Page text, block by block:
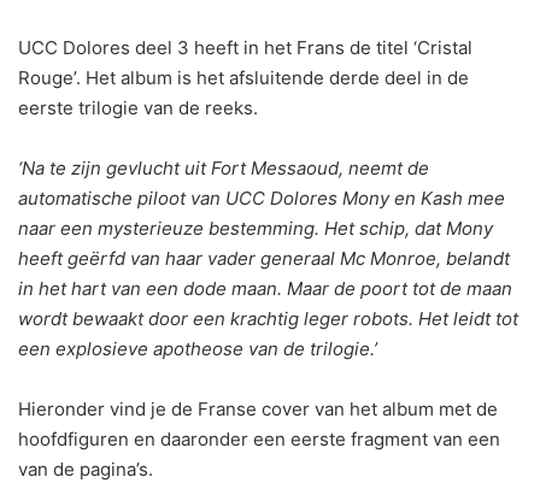
UCC Dolores deel 3 heeft in het Frans de titel ‘Cristal
Rouge’. Het album is het afsluitende derde deel in de
eerste trilogie van de reeks.
‘Na te zijn gevlucht uit Fort Messaoud, neemt de
automatische piloot van UCC Dolores Mony en Kash mee
naar een mysterieuze bestemming. Het schip, dat Mony
heeft geërfd van haar vader generaal Mc Monroe, belandt
in het hart van een dode maan. Maar de poort tot de maan
wordt bewaakt door een krachtig leger robots. Het leidt tot
een explosieve apotheose van de trilogie.’
Hieronder vind je de Franse cover van het album met de
hoofdfiguren en daaronder een eerste fragment van een
van de pagina’s.